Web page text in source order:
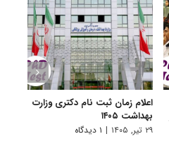
اعلام زمان ثبت نام دکتری وزارت
بهداشت ۱۴۰۵
۲۹ تیر, ۱۴۰۵ | ۱ دیدگاه